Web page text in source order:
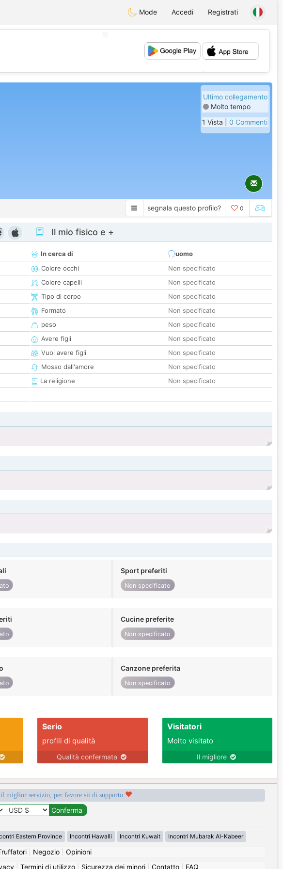
Mode Accedi Registrati
💕
Ultimo collegamento
Molto tempo
1 Vista | 0 Commenti
segnala questo profilo? 0
Il mio fisico e +
In cerca di
uomo
Colore occhi
Non specificato
Colore capelli
Non specificato
Tipo di corpo
Non specificato
Formato
Non specificato
peso
Non specificato
Avere figli
Non specificato
Vuoi avere figli
Non specificato
Mosso dall'amore
Non specificato
La religione
Non specificato
Sport preferiti
Non specificato
Cucine preferite
Non specificato
Canzone preferita
Non specificato
Serio
profili di qualità
Qualità confermata
Visitatori
Molto visitato
Il migliore
miglior servizio, per favore sii di supporto
Eastern Province Incontri Hawalli Incontri Kuwait Incontri Mubarak Al-Kabeer
| Negozio| Opinioni
Termini di utilizzo Sicurezza dei minori Contatto FAQ